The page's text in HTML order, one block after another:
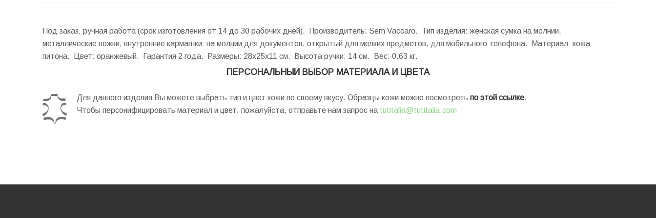
Под заказ, ручная работа (срок изготовления от 14 до 30 рабочих дней). Производитель: Sem Vaccaro. Тип изделия: женская сумка на молнии,
металлические ножки, внутренние кармашки: на молнии для документов, открытый для мелких предметов, для мобильного телефона. Материал: кожа
питона. Цвет: оранжевый. Гарантия 2 года.
Размеры: 28x25x11 см. Высота ручки: 14 см. Вес: 0.63 кг.
ПЕРСОНАЛЬНЫЙ ВЫБОР МАТЕРИАЛА И ЦВЕТА
Для данного изделия Вы можете выбрать тип и цвет кожи по своему вкусу. Образцы кожи можно посмотреть по этой ссылке.
Чтобы персонифицировать материал и цвет, пожалуйста, отправьте нам запрос на tutitalia@tutitalia.com